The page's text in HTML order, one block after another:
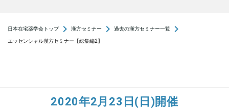
日本在宅薬学会トップnavigate_next 漢方セミナー navigate_next 過去の漢方セミナー一覧 navigate_next
エッセンシャル漢方セミナー【総集編2】
2020年2月23日(日)開催